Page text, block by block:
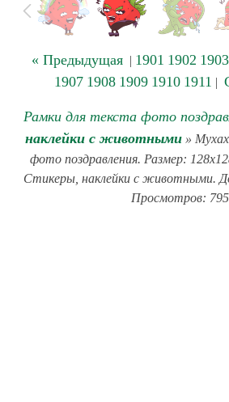
« Предыдущая | 1901 1902 1903
1907 1908 1909 1910 1911 |
Рамки для текста фото
наклейки с животными»
фото поздравления. Размер:
Стикеры, наклейки с животными.
Просмотров: